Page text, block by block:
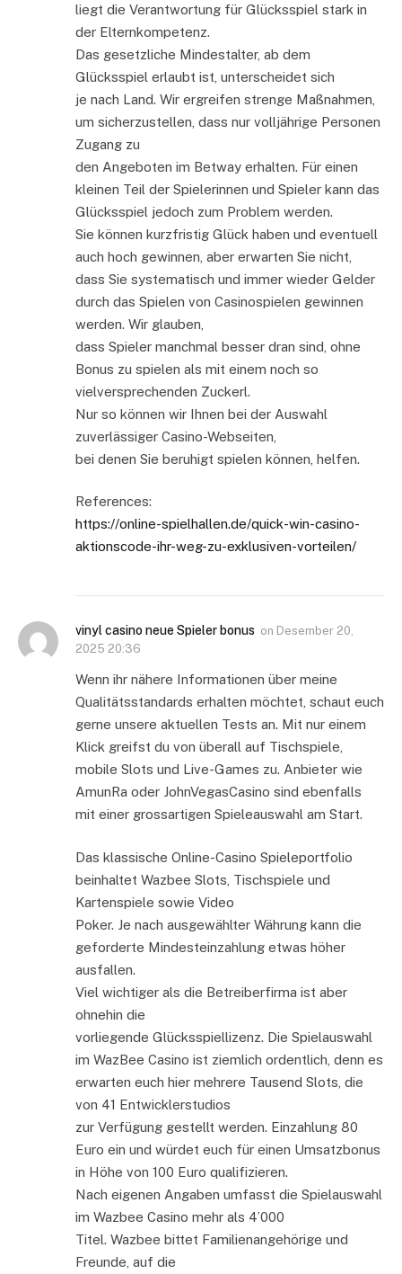
liegt die Verantwortung für Glücksspiel stark in
der Elternkompetenz.
Das gesetzliche Mindestalter, ab dem
Glücksspiel erlaubt ist, unterscheidet sich
je nach Land. Wir ergreifen strenge Maßnahmen,
um sicherzustellen, dass nur volljährige Personen
Zugang zu
den Angeboten im Betway erhalten. Für einen
kleinen Teil der Spielerinnen und Spieler kann das
Glücksspiel jedoch zum Problem werden.
Sie können kurzfristig Glück haben und eventuell
auch hoch gewinnen, aber erwarten Sie nicht,
dass Sie systematisch und immer wieder Gelder
durch das Spielen von Casinospielen gewinnen
werden. Wir glauben,
dass Spieler manchmal besser dran sind, ohne
Bonus zu spielen als mit einem noch so
vielversprechenden Zuckerl.
Nur so können wir Ihnen bei der Auswahl
zuverlässiger Casino-Webseiten,
bei denen Sie beruhigt spielen können, helfen.
References:
https://online-spielhallen.de/quick-win-casino-
aktionscode-ihr-weg-zu-exklusiven-vorteilen/
vinyl casino neue Spieler bonus on Desember 20,
2025 20:36
Wenn ihr nähere Informationen über meine
Qualitätsstandards erhalten möchtet, schaut euch
gerne unsere aktuellen Tests an. Mit nur einem
Klick greifst du von überall auf Tischspiele,
mobile Slots und Live-Games zu. Anbieter wie
AmunRa oder JohnVegasCasino sind ebenfalls
mit einer grossartigen Spieleauswahl am Start.
Das klassische Online-Casino Spieleportfolio
beinhaltet Wazbee Slots, Tischspiele und
Kartenspiele sowie Video
Poker. Je nach ausgewählter Währung kann die
geforderte Mindesteinzahlung etwas höher
ausfallen.
Viel wichtiger als die Betreiberfirma ist aber
ohnehin die
vorliegende Glücksspiellizenz. Die Spielauswahl
im WazBee Casino ist ziemlich ordentlich, denn es
erwarten euch hier mehrere Tausend Slots, die
von 41 Entwicklerstudios
zur Verfügung gestellt werden. Einzahlung 80
Euro ein und würdet euch für einen Umsatzbonus
in Höhe von 100 Euro qualifizieren.
Nach eigenen Angaben umfasst die Spielauswahl
im Wazbee Casino mehr als 4’000
Titel. Wazbee bittet Familienangehörige und
Freunde, auf die